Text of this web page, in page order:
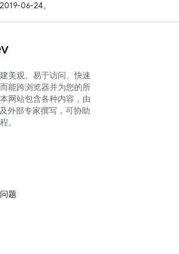
06-24。
美观、易于访问、快速
能跨浏览器并为您的所
网站包含各种内容，由
外部专家撰写，可协助
。
题